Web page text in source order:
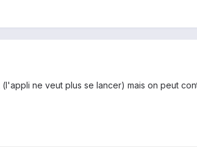
ne veut plus se lancer) mais on peut